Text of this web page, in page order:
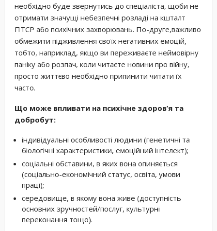
необхідно буде звернутись до спеціаліста, щоби не
отримати значущі небезпечні розладі на кшталт
ПТСР або психічних захворювань. По-друге,важливо
обмежити підживлення своїх негативних емоцій,
тобто, наприклад, якщо ви переживаєте неймовірну
паніку або розпач, коли читаєте новини про війну,
просто життєво необхідно припинити читати їх
часто.
Що може впливати на психічне здоров’я та
добробут:
індивідуальні особливості людини (генетичні та
біологічні характеристики, емоційний інтелект);
соціальні обставини, в яких вона опиняється
(соціально-економічний статус, освіта, умови
праці);
середовище, в якому вона живе (доступність
основних зручностей/послуг, культурні
переконання тощо).